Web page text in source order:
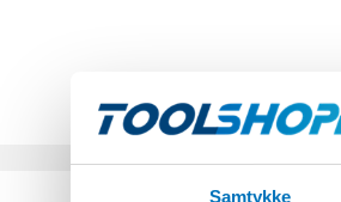
Samtykke